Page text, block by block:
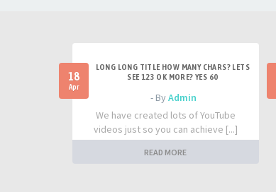
18
Apr
LONG LONG TITLE HOW MANY CHARS? LETS
SEE 123 OK MORE? YES 60
- ByAdmin
We have created lots of YouTube
videos just so you can achieve [...]
READ MORE